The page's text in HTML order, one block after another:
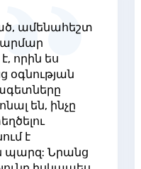
ամենահեշտ
որին ես
օգնության
են, ինչը
է
պարզ: Նրանց